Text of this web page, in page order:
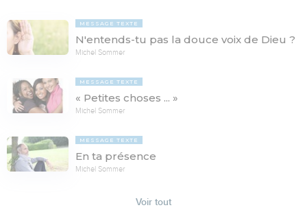
MESSAGE TEXTE
N'entends-tu pas la douce voix de Dieu ?
Michel Sommer
MESSAGE TEXTE
« Petites choses ... »
Michel Sommer
MESSAGE TEXTE
En ta présence
Michel Sommer
Voir tout